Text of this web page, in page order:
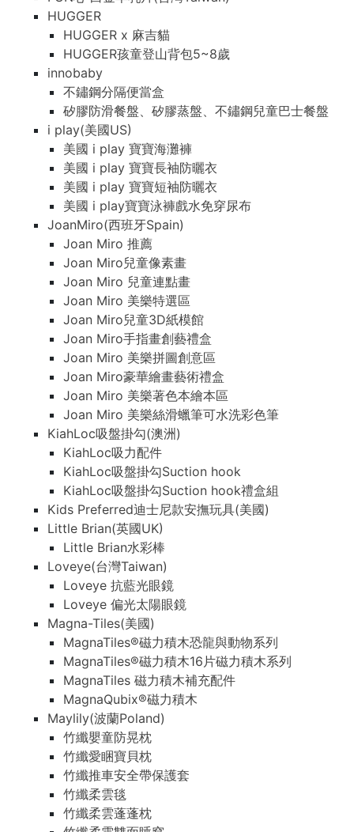
HUGGER
HUGGER x 麻吉貓
HUGGER孩童登山背包5~8歲
innobaby
不鏽鋼分隔便當盒
矽膠防滑餐盤、矽膠蒸盤、不鏽鋼兒童巴士餐盤
i play(美國US)
美國 i play 寶寶海灘褲
美國 i play 寶寶長袖防曬衣
美國 i play 寶寶短袖防曬衣
美國 i play寶寶泳褲戲水免穿尿布
JoanMiro(西班牙Spain)
Joan Miro 推薦
Joan Miro兒童像素畫
Joan Miro 兒童連點畫
Joan Miro 美樂特選區
Joan Miro兒童3D紙模館
Joan Miro手指畫創藝禮盒
Joan Miro 美樂拼圖創意區
Joan Miro豪華繪畫藝術禮盒
Joan Miro 美樂著色本繪本區
Joan Miro 美樂絲滑蠟筆可水洗彩色筆
KiahLoc吸盤掛勾(澳洲)
KiahLoc吸力配件
KiahLoc吸盤掛勾Suction hook
KiahLoc吸盤掛勾Suction hook禮盒組
Kids Preferred迪士尼款安撫玩具(美國)
Little Brian(英國UK)
Little Brian水彩棒
Loveye(台灣Taiwan)
Loveye 抗藍光眼鏡
Loveye 偏光太陽眼鏡
Magna-Tiles(美國)
MagnaTiles®磁力積木恐龍與動物系列
MagnaTiles®磁力積木16片磁力積木系列
MagnaTiles 磁力積木補充配件
MagnaQubix®磁力積木
Maylily(波蘭Poland)
竹纖嬰童防晃枕
竹纖愛睏寶貝枕
竹纖推車安全帶保護套
竹纖柔雲毯
竹纖柔雲蓬蓬枕